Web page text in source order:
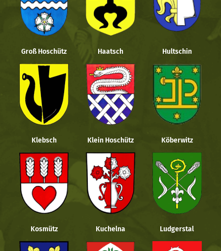
Groß Hoschütz Haatsch Hultschin
Klebsch Klein Hoschütz Köberwitz
Kosmütz Kuchelna Ludgerstal